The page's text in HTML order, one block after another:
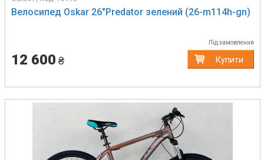
Велосипед Oskar 26"Predator зелений (26-m114h-gn)
Під замовлення
12 600 ₴ Купити
Previous